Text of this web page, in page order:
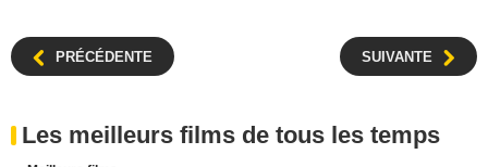
PRÉCÉDENTE SUIVANTE
Les meilleurs films de tous les temps